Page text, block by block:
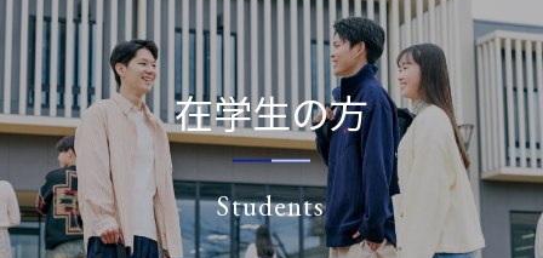
四天王寺大学について
四天王寺大学について
四天王寺大学の概要
大学・大学院・短大
大学・大学院・短大
学生生活
在学生の方
Students